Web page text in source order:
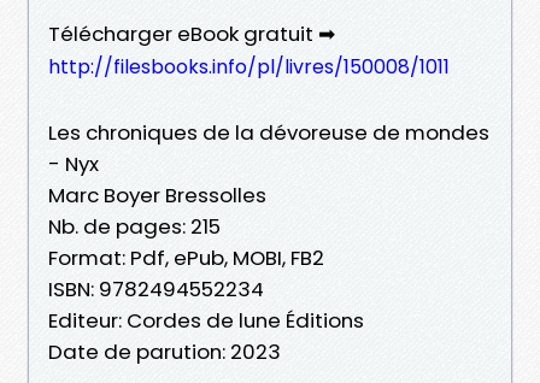
Télécharger eBook gratuit ➡
http://filesbooks.info/pl/livres/150008/1011
Les chroniques de la dévoreuse de mondes
- Nyx
Marc Boyer Bressolles
Nb. de pages: 215
Format: Pdf, ePub, MOBI, FB2
ISBN: 9782494552234
Editeur: Cordes de lune Éditions
Date de parution: 2023